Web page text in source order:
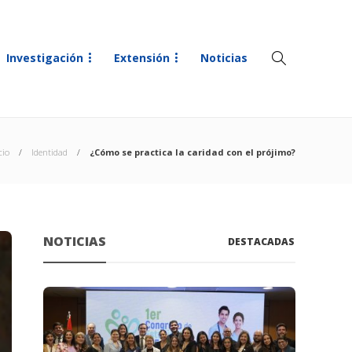
Investigación Extensión Noticias
Identidad ¿Cómo se practica la caridad con el prójimo?
NOTICIAS DESTACADAS